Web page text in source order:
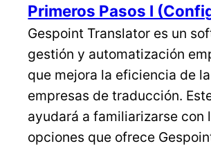
Primeros Pasos I
Gespoint Translator es un
gestión y automatización
que mejora la eficiencia de
empresas de traducción.
ayudará a familiarizarse con
opciones que ofrece